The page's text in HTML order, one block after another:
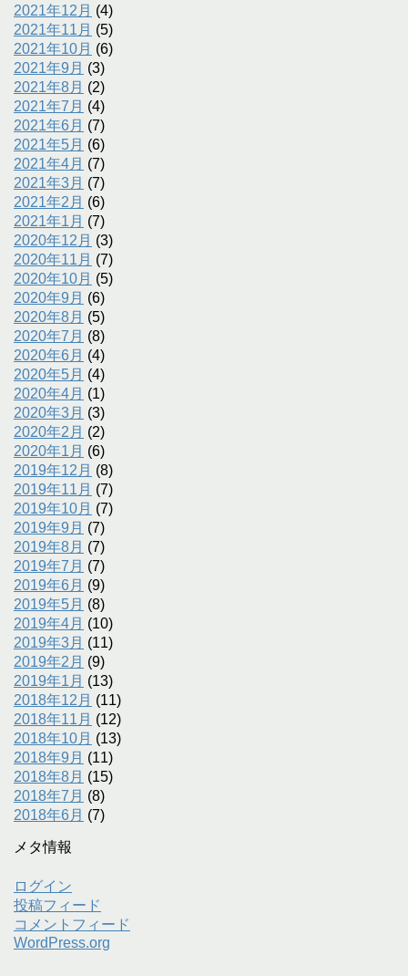
2021年12月 (4)
2021年11月 (5)
2021年10月 (6)
2021年9月 (3)
2021年8月 (2)
2021年7月 (4)
2021年6月 (7)
2021年5月 (6)
2021年4月 (7)
2021年3月 (7)
2021年2月 (6)
2021年1月 (7)
2020年12月 (3)
2020年11月 (7)
2020年10月 (5)
2020年9月 (6)
2020年8月 (5)
2020年7月 (8)
2020年6月 (4)
2020年5月 (4)
2020年4月 (1)
2020年3月 (3)
2020年2月 (2)
2020年1月 (6)
2019年12月 (8)
2019年11月 (7)
2019年10月 (7)
2019年9月 (7)
2019年8月 (7)
2019年7月 (7)
2019年6月 (9)
2019年5月 (8)
2019年4月 (10)
2019年3月 (11)
2019年2月 (9)
2019年1月 (13)
2018年12月 (11)
2018年11月 (12)
2018年10月 (13)
2018年9月 (11)
2018年8月 (15)
2018年7月 (8)
2018年6月 (7)
メタ情報
ログイン
投稿フィード
コメントフィード
WordPress.org